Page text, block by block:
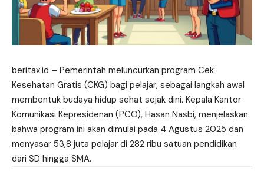
beritax.id – Pemerintah meluncurkan program Cek
Kesehatan Gratis (CKG) bagi pelajar, sebagai langkah awal
membentuk budaya hidup sehat sejak dini. Kepala Kantor
Komunikasi Kepresidenan (PCO), Hasan Nasbi, menjelaskan
bahwa program ini akan dimulai pada 4 Agustus 2025 dan
menyasar 53,8 juta pelajar di 282 ribu satuan pendidikan
dari SD hingga SMA.